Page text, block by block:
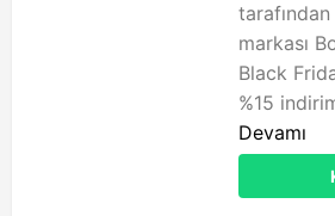
markası
Black
%15
Devamı